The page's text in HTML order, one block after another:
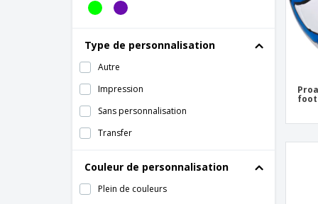
Type de personnalisation
Autre
Impression
Sans personnalisation
Transfer
Couleur de personnalisation
Plein de couleurs